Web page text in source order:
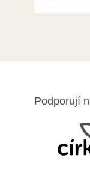
Podporují